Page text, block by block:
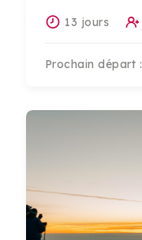
13 jours
Prochain départ :